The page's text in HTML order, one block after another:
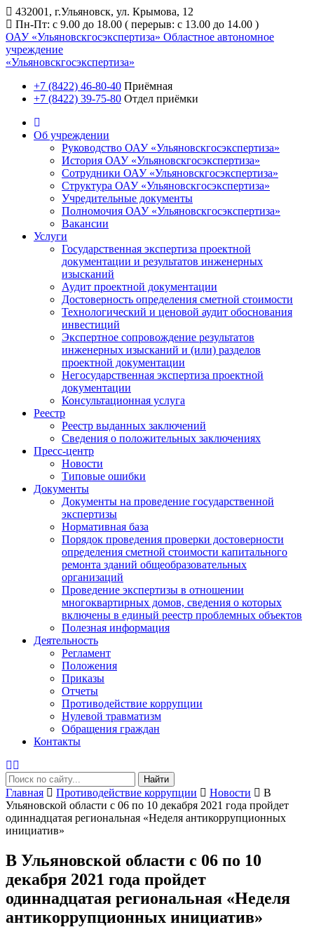
432001, г.Ульяновск, ул. Крымова, 12
Пн-Пт: с 9.00 до 18.00 ( перерыв: с 13.00 до 14.00 )
ОАУ «Ульяновскгосэкспертиза» Областное автономное
учреждение
«Ульяновскгосэкспертиза»
+7 (8422) 46-80-40 Приёмная
+7 (8422) 39-75-80 Отдел приёмки
Об учреждении
Руководство ОАУ «Ульяновскгосэкспертиза»
История ОАУ «Ульяновскгосэкспертиза»
Сотрудники ОАУ «Ульяновскгосэкспертиза»
Структура ОАУ «Ульяновскгосэкспертиза»
Учредительные документы
Полномочия ОАУ «Ульяновскгосэкспертиза»
Вакансии
Услуги
Государственная экспертиза проектной
документации и результатов инженерных
изысканий
Аудит проектной документации
Достоверность определения сметной стоимости
Технологический и ценовой аудит обоснования
инвестиций
Экспертное сопровождение результатов
инженерных изысканий и (или) разделов
проектной документации
Негосударственная экспертиза проектной
документации
Консультационная услуга
Реестр
Реестр выданных заключений
Сведения о положительных заключениях
Пресс-центр
Новости
Типовые ошибки
Документы
Документы на проведение государственной
экспертизы
Нормативная база
Порядок проведения проверки достоверности
определения сметной стоимости капитального
ремонта зданий общеобразовательных
организаций
Проведение экспертизы в отношении
многоквартирных домов, сведения о которых
включены в единый реестр проблемных объектов
Полезная информация
Деятельность
Регламент
Положения
Приказы
Отчеты
Противодействие коррупции
Нулевой травматизм
Обращения граждан
Контакты
Найти
Главная Противодействие коррупции Новости
В
Ульяновской области с 06 по 10 декабря 2021 года пройдет
одиннадцатая региональная «Неделя антикоррупционных
инициатив»
В Ульяновской области с 06 по 10
декабря 2021 года пройдет
одиннадцатая региональная «Неделя
антикоррупционных инициатив»